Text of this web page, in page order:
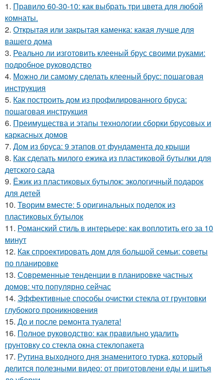
1. Правило 60-30-10: как выбрать три цвета для любой
комнаты.
2. Открытая или закрытая каменка: какая лучше для
вашего дома
3. Реально ли изготовить клееный брус своими руками:
подробное руководство
4. Можно ли самому сделать клееный брус: пошаговая
инструкция
5. Как построить дом из профилированного бруса:
пошаговая инструкция
6. Преимущества и этапы технологии сборки брусовых и
каркасных домов
7. Дом из бруса: 9 этапов от фундамента до крыши
8. Как сделать милого ежика из пластиковой бутылки для
детского сада
9. Ёжик из пластиковых бутылок: экологичный подарок
для детей
10. Творим вместе: 5 оригинальных поделок из
пластиковых бутылок
11. Романский стиль в интерьере: как воплотить его за 10
минут
12. Как спроектировать дом для большой семьи: советы
по планировке
13. Современные тенденции в планировке частных
домов: что популярно сейчас
14. Эффективные способы очистки стекла от грунтовки
глубокого проникновения
15. До и после ремонта туалета!
16. Полное руководство: как правильно удалить
грунтовку со стекла окна стеклопакета
17. Рутина выходного дня знаменитого турка, который
делится полезными видео: от приготовлени еды и шитья